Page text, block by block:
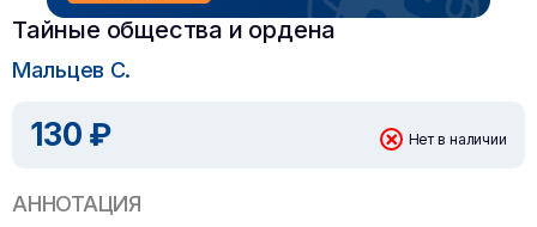
Тайные общества и ордена
Мальцев С.
130 ₽ Нет в наличии
АННОТАЦИЯ